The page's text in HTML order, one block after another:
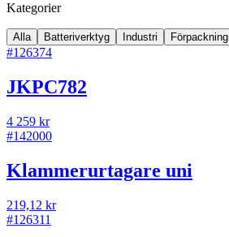
Kategorier
Alla Batteriverktyg Industri Förpackning
#126374
JKPC782
4 259 kr
#142000
Klammerurtagare uni
219,12 kr
#126311